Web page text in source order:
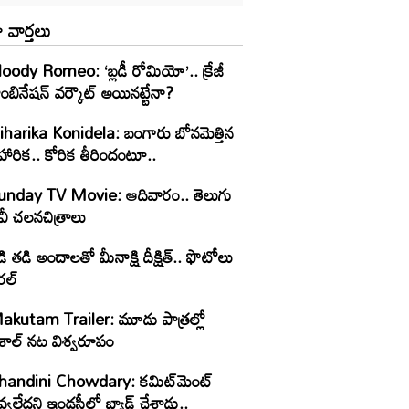
Romeo: ‘బ్లడీ రోమియో’.. క్రేజీ
వర్కౌట్ అయినట్టేనా?
Konidela: బంగారు బోనమెత్తిన
కోరిక తీరిందంటూ..
TV Movie: ఆదివారం.. తెలుగు
చ‌ల‌న‌చిత్రాలు
తడి అందాలతో మీనాక్షి దీక్షిత్‌.. ఫొటోలు
Trailer: మూడు పాత్రల్లో
నట విశ్వరూపం
Chowdary: కమిట్‌మెంట్